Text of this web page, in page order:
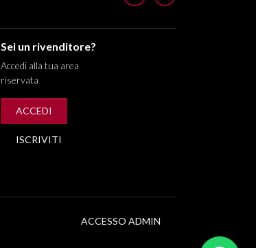
Sei un rivenditore?
Accedi alla tua area
riservata
ACCEDI
ISCRIVITI
ACCESSO ADMIN